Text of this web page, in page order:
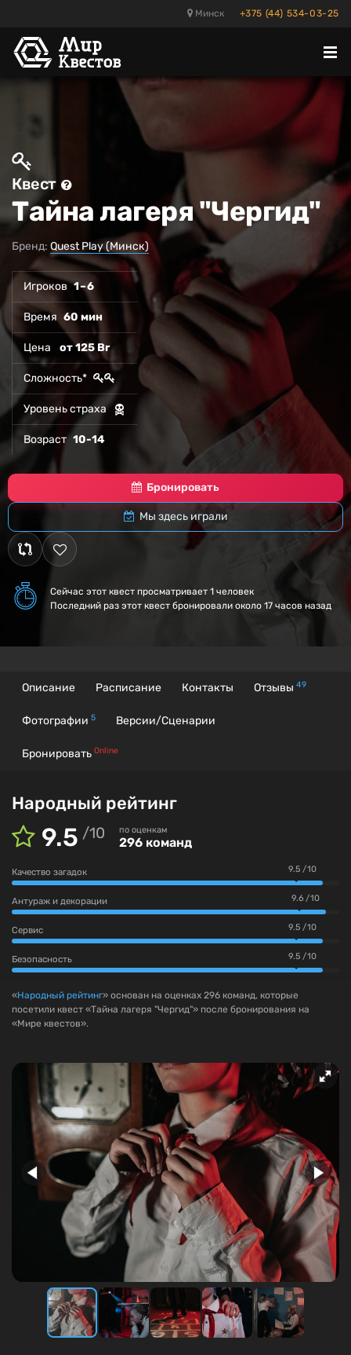
Минск +375 (44) 534-03-25
Квест
Тайна лагеря "Чергид"
Бренд: Quest Play (Минск)
Игроков 1 – 6
Время 60 мин
Цена от 125 Br
Сложность*
Уровень страха
Возраст 10-14
Бронировать
Мы здесь играли
Сейчас этот квест просматривает 1 человек
Последний раз этот квест бронировали около 17 часов назад
Описание Расписание Контакты Отзывы 49
Фотографии 5 Версии/Сценарии
Бронировать Online
Народный рейтинг
9.5 /10 по оценкам
296 команд
Качество загадок 9.5 / 10
Антураж и декорации 9.6 / 10
Сервис 9.5 / 10
Безопасность 9.5 / 10
«Народный рейтинг» основан на оценках 296 команд, которые
посетили квест «Тайна лагеря "Чергид"» после бронирования на
«Мире квестов».